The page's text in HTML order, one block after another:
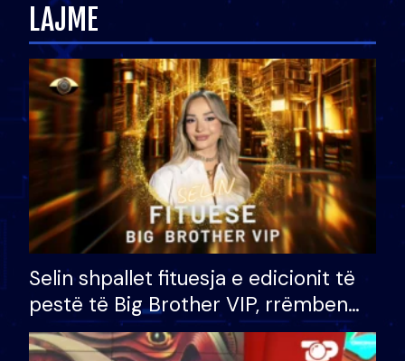
LAJME
Selin shpallet fituesja e edicionit të
pestë të Big Brother VIP, rrëmben
çmimin e madh prej 100 mijë eurosh